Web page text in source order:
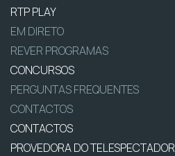
RTP PLAY
EM DIRETO
REVER PROGRAMAS
CONCURSOS
PERGUNTAS FREQUENTES
CONTACTOS
CONTACTOS
PROVEDORA DO TELESPECTADOR